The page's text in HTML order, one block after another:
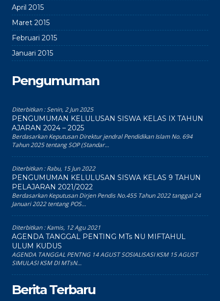
April 2015
Maret 2015
Februari 2015
Januari 2015
Pengumuman
Diterbitkan :Senin, 2 Jun 2025
PENGUMUMAN KELULUSAN SISWA KELAS IX TAHUN
AJARAN 2024 – 2025
Berdasarkan Keputusan Direktur jendral Pendidikan Islam No. 694
Tahun 2025 tentang SOP (Standar...
Diterbitkan :Rabu, 15 Jun 2022
PENGUMUMAN KELULUSAN SISWA KELAS 9 TAHUN
PELAJARAN 2021/2022
Berdasarkan Keputusan Dirjen Pendis No.455 Tahun 2022 tanggal 24
Januari 2022 tentang POS...
Diterbitkan :Kamis, 12 Agu 2021
AGENDA TANGGAL PENTING MTs NU MIFTAHUL
ULUM KUDUS
AGENDA TANGGAL PENTNG 14 AGUST SOSIALISASI KSM 15 AGUST
SIMULASI KSM DI MTsN...
Berita Terbaru